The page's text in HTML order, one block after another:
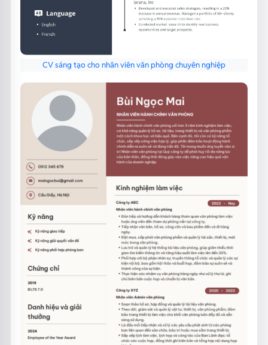
CV sáng tạo cho nhân viên văn phòng chuyên nghiệp